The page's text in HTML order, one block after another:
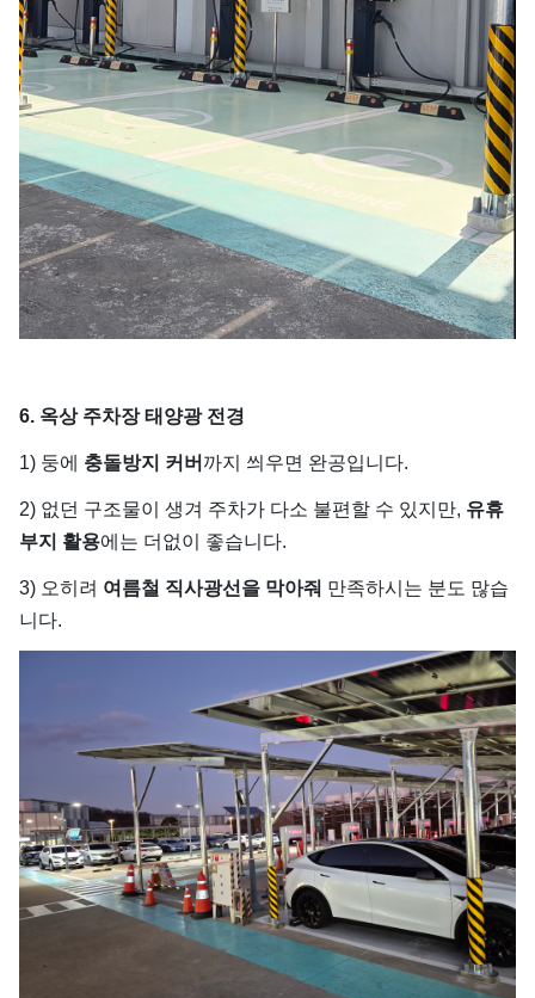
6. 옥상 주차장 태양광 전경
1) 둥에 충돌방지 커버 까지 씌우면 완공입니다.
2) 없던 구조물이 생겨 주차가 다소 불편할 수 있지만, 유휴
부지 활용에는 더없이 좋습니다.
3) 오히려 여름철 직사광선을 막아줘 만족하시는 분도 많습
니다.